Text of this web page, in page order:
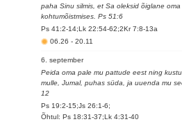
paha Sinu silmis, et Sa oleksid õiglane
kohtumõistmises. Ps 51:6
Ps 41:2-14;Lk 22:54-62;2Kr 7:8-13a
06.26-20.11
6. september
Peida oma pale mu pattude eest ning
mulle, Jumal, puhas süda, ja uuenda mu
12
Ps 19:2-15;Js 26:1-6;
Õhtul: Ps 18:31-37;Lk 4:31-40